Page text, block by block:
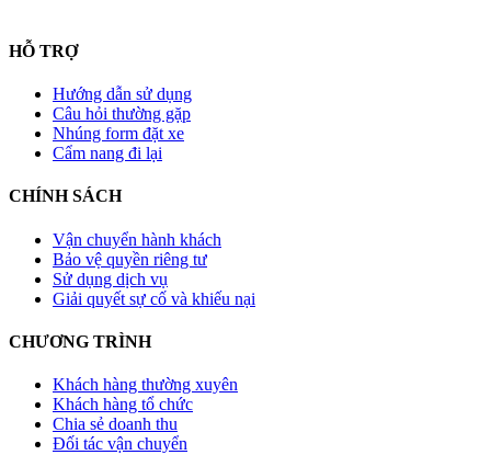
HỖ TRỢ
Hướng dẫn sử dụng
Câu hỏi thường gặp
Nhúng form đặt xe
Cẩm nang đi lại
CHÍNH SÁCH
Vận chuyển hành khách
Bảo vệ quyền riêng tư
Sử dụng dịch vụ
Giải quyết sự cố và khiếu nại
CHƯƠNG TRÌNH
Khách hàng thường xuyên
Khách hàng tổ chức
Chia sẻ doanh thu
Đối tác vận chuyển